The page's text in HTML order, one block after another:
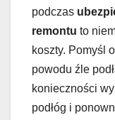
podczas
remontu to
koszty. Pomyśl
powodu źle
konieczności
podłóg i